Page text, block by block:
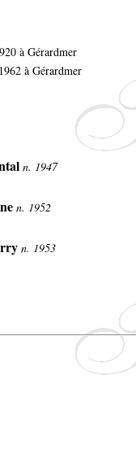
à Gérardmer
à Gérardmer
n. 1947
n. 1952
n. 1953